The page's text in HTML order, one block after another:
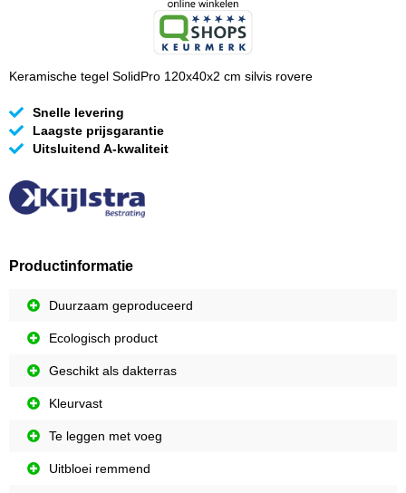
Keramische tegel SolidPro 120x40x2 cm silvis rovere
Snelle levering
Laagste prijsgarantie
Uitsluitend A-kwaliteit
Productinformatie
Duurzaam geproduceerd
Ecologisch product
Geschikt als dakterras
Kleurvast
Te leggen met voeg
Uitbloei remmend